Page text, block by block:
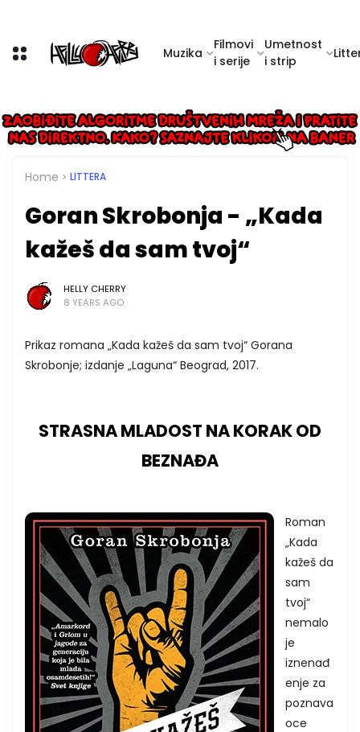
Muzika
Filmovi
i serije
Umetnost
i strip
Home LITTERA
Goran Skrobonja - „Kada
kažeš da sam tvoj“
HELLY CHERRY
8 YEARS AGO
Prikaz romana „Kada kažeš da sam tvoj“ Gorana
Skrobonje; izdanje „Laguna“ Beograd, 2017.
STRASNA MLADOST NA KORAK OD
BEZNAĐA
Roman
„Kada
kažeš da
sam
tvoj“
nemalo
je
iznenađ
enje za
poznava
oce